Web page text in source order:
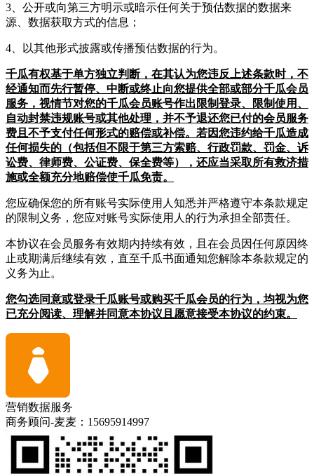
3、公开或向第三方明示或暗示任何关于预估数据的数据来
源、数据获取方式的信息；
4、以其他形式披露或传播预估数据的行为。
千瓜有权基于单方独立判断，在其认为您违反上述条款时，不
经通知而先行暂停、中断或终止向您提供全部或部分千瓜会员
服务，视情节对您的千瓜会员账号作出限制登录、限制使用、
自动封禁违规账号或其他处理，并不予退还您已付的会员服务
费且不予支付任何形式的赔偿或补偿。若因您违约给千瓜造成
任何损失的（包括但不限于第三方索赔、行政罚款、罚金、诉
讼费、律师费、公证费、保全费等），还应当采取所有救济措
施或全额充分地赔偿使千瓜免责。
您应确保您的所有账号实际使用人知悉并严格遵守本条款规定
的限制义务，您应对账号实际使用人的行为承担全部责任。
本协议在会员服务有效期内持续有效，且在会员因任何原因终
止或期满后继续有效，直至千瓜书面通知您解除本条款规定的
义务为止。
您勾选同意或登录千瓜账号或购买千瓜会员的行为，均视为您
已充分阅读、理解并同意本协议且愿意接受本协议的约束。
营销数据服务
商务顾问-麦麦：15695914997